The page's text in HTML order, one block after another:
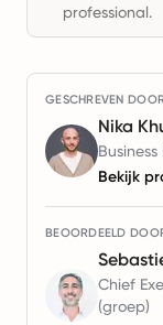
professional.
GESCHREVEN
Nika
Bekijk
BEOORDEELD
Chief
(groep)